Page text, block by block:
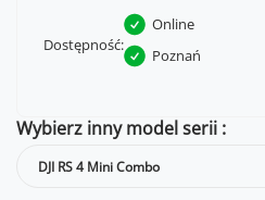
Wybierz inny model serii
DJI RS 4 Mini Combo
Dostępność:
Online
Poznań